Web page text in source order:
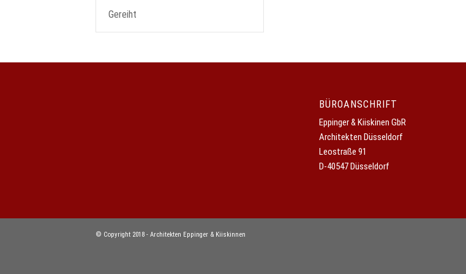
Gereiht
BÜROANSCHRIFT
Eppinger & Kiiskinen GbR
Architekten Düsseldorf
Leostraße 91
D-40547 Düsseldorf
© Copyright 2018 - Architekten Eppinger & Kiiskinnen